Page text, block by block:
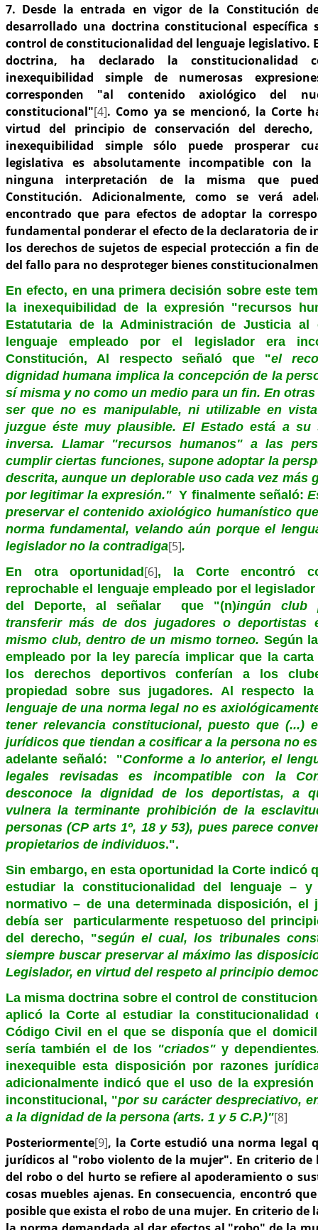
7. Desde la entrada en vigor de la Constitución
desarrollado una doctrina constitucional específica
control de constitucionalidad del lenguaje legislativo.
doctrina, ha declarado la constitucionalidad
inexequibilidad simple de numerosas
corresponden "al contenido axiológico del
constitucional"[4]. Como ya se mencionó, la Corte
virtud del principio de conservación del
inexequibilidad simple sólo puede prosperar
legislativa es absolutamente incompatible con
ninguna interpretación de la misma que
Constitución. Adicionalmente, como se verá
encontrado que para efectos de adoptar la
fundamental ponderar el efecto de la declaratoria de
los derechos de sujetos de especial protección a fin
del fallo para no desproteger bienes
En efecto, en una primera decisión sobre este
la inexequibilidad de la expresión "recursos
Estatutaria de la Administración de Justicia al
lenguaje empleado por el legislador era
Constitución, Al respecto señaló que "el
dignidad humana implica la concepción de la
sí misma y no como un medio para un fin. En
ser que no es manipulable, ni utilizable en
juzgue éste muy plausible. El Estado está a
inversa. Llamar "recursos humanos" a las
cumplir ciertas funciones, supone adoptar la
descrita, aunque un deplorable uso cada vez más
por legitimar la expresión." Y finalmente señaló:
preservar el contenido axiológico humanístico
norma fundamental, velando aún porque el
legislador no la contradiga[5].
En otra oportunidad [6], la Corte encontró
reprochable el lenguaje empleado por el
del Deporte, al señalar que "(n)ingún club
transferir más de dos jugadores o deportistas
mismo club, dentro de un mismo torneo. Según
empleado por la ley parecía implicar que la
los derechos deportivos conferían a los
propiedad sobre sus jugadores. Al respecto
lenguaje de una norma legal no es
tener relevancia constitucional, puesto que (...)
jurídicos que tiendan a cosificar a la persona no
adelante señaló: "Conforme a lo anterior, el
legales revisadas es incompatible con la
desconoce la dignidad de los deportistas, a
vulnera la terminante prohibición de la
personas (CP arts 1º, 18 y 53), pues parece
propietarios de individuos.".
Sin embargo, en esta oportunidad la Corte indicó
estudiar la constitucionalidad del lenguaje –
normativo – de una determinada disposición, el
debía ser particularmente respetuoso del
del derecho, "según el cual, los tribunales
siempre buscar preservar al máximo las
Legislador, en virtud del respeto al principio
La misma doctrina sobre el control de
aplicó la Corte al estudiar la constitucionalidad
Código Civil en el que se disponía que el
sería también el de los "criados" y
inexequible esta disposición por razones
adicionalmente indicó que el uso de la expresión
inconstitucional, "por su carácter despreciativo,
a la dignidad de la persona (arts. 1 y 5 C.P.)"[8]
Posteriormente[9], la Corte estudió una norma legal
jurídicos al "robo violento de la mujer". En criterio de
del robo o del hurto se refiere al apoderamiento o
cosas muebles ajenas. En consecuencia, encontró
posible que exista el robo de una mujer. En criterio de